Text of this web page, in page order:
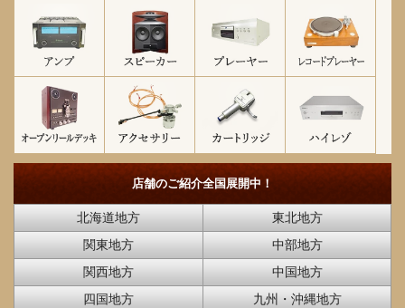
店舗のご紹介全国展開中！
北海道地方
東北地方
関東地方
中部地方
関西地方
中国地方
四国地方
九州・沖縄地方